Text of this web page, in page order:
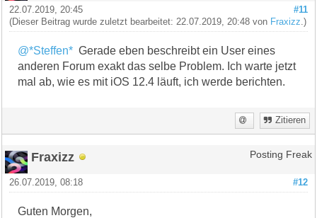
#11
22.07.2019, 20:45
(Dieser Beitrag wurde zuletzt bearbeitet: 22.07.2019, 20:48 von Fraxizz .)
@*Steffen* Gerade eben beschreibt ein User eines
anderen Forum exakt das selbe Problem. Ich warte jetzt
mal ab, wie es mit iOS 12.4 läuft, ich werde berichten.
Zitieren
Fraxizz Posting Freak
#12
26.07.2019, 08:18
Guten Morgen,